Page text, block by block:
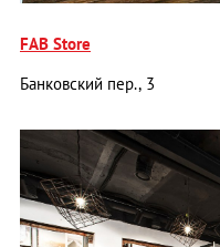
FAB Store
Банковский пер., 3